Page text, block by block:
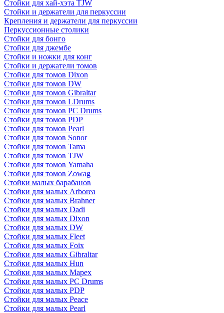
Стойки для хай-хэта TJW
Стойки и держатели для перкуссии
Крепления и держатели для перкуссии
Перкуссионные столики
Стойки для бонго
Стойки для джембе
Стойки и ножки для конг
Стойки и держатели томов
Стойки для томов Dixon
Стойки для томов DW
Стойки для томов Gibraltar
Стойки для томов LDrums
Стойки для томов PC Drums
Стойки для томов PDP
Стойки для томов Pearl
Стойки для томов Sonor
Стойки для томов Tama
Стойки для томов TJW
Стойки для томов Yamaha
Стойки для томов Zowag
Стойки малых барабанов
Стойки для малых Arborea
Стойки для малых Brahner
Стойки для малых Dadi
Стойки для малых Dixon
Стойки для малых DW
Стойки для малых Fleet
Стойки для малых Foix
Стойки для малых Gibraltar
Стойки для малых Hun
Стойки для малых Mapex
Стойки для малых PC Drums
Стойки для малых PDP
Стойки для малых Peace
Стойки для малых Pearl